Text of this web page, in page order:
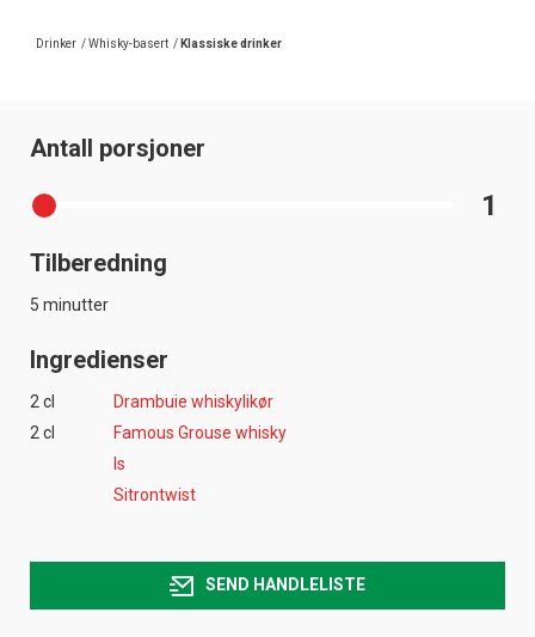
Drinker /Whisky-basert / Klassiske drinker
Antall porsjoner
1
Tilberedning
5 minutter
Ingredienser
2 cl
Drambuie whiskylikør
2 cl
Famous Grouse whisky
Is
Sitrontwist
SEND HANDLELISTE